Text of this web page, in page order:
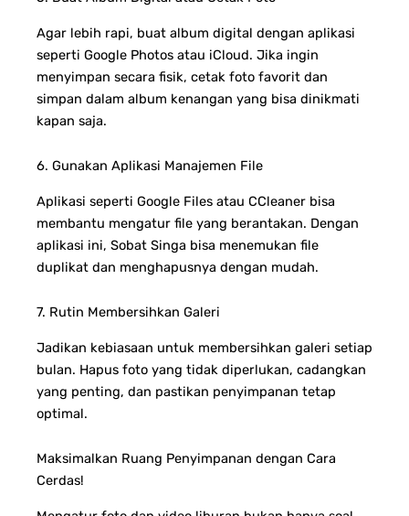
Agar lebih rapi, buat album digital dengan aplikasi
seperti Google Photos atau iCloud. Jika ingin
menyimpan secara fisik, cetak foto favorit dan
simpan dalam album kenangan yang bisa dinikmati
kapan saja.
6. Gunakan Aplikasi Manajemen File
Aplikasi seperti Google Files atau CCleaner bisa
membantu mengatur file yang berantakan. Dengan
aplikasi ini, Sobat Singa bisa menemukan file
duplikat dan menghapusnya dengan mudah.
7. Rutin Membersihkan Galeri
Jadikan kebiasaan untuk membersihkan galeri setiap
bulan. Hapus foto yang tidak diperlukan, cadangkan
yang penting, dan pastikan penyimpanan tetap
optimal.
Maksimalkan Ruang Penyimpanan dengan Cara
Cerdas!